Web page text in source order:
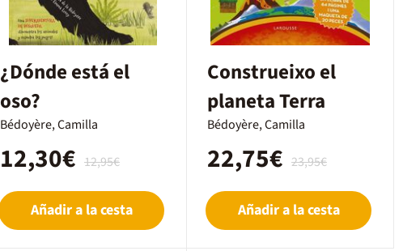
¿Dónde está el
oso?
Bédoyère, Camilla
12,95€
12,30€
Añadir a la cesta
Construeixo el
planeta Terra
Bédoyère, Camilla
23,95€
22,75€
Añadir a la cesta